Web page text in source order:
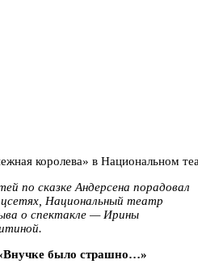
королева» в Национальном
по сказке Андерсена порадовал
Национальный театр
о спектакле — Ирины
было страшно…»